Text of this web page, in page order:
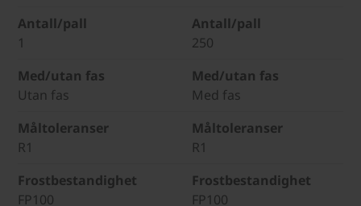
Antall/pall
1
Antall/pall
250
Med/utan fas
Utan fas
Med/utan fas
Med fas
Måltoleranser
R1
Måltoleranser
R1
Frostbestandighet
FP100
Frostbestandighet
FP100